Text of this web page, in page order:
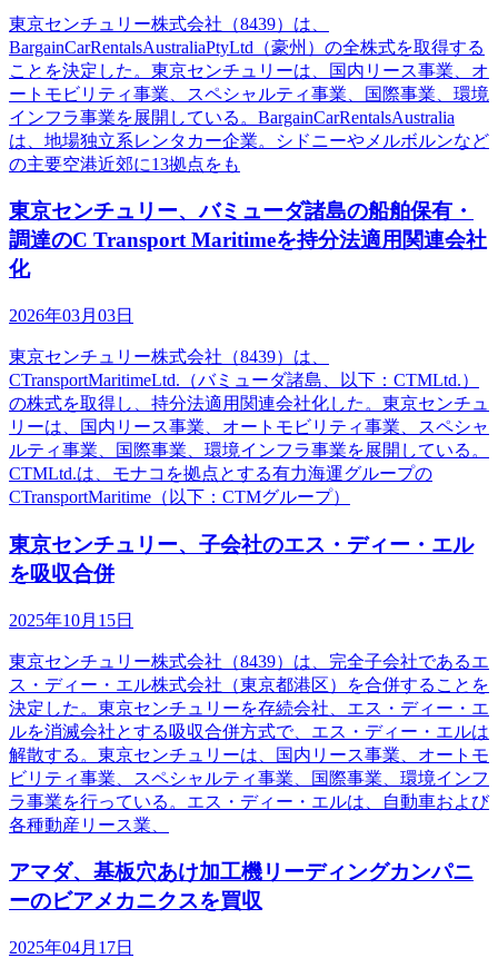
東京センチュリー株式会社（8439）は、
BargainCarRentalsAustraliaPtyLtd（豪州）の全株式を取得する
ことを決定した。東京センチュリーは、国内リース事業、オ
ートモビリティ事業、スペシャルティ事業、国際事業、環境
インフラ事業を展開している。BargainCarRentalsAustralia
は、地場独立系レンタカー企業。シドニーやメルボルンなど
の主要空港近郊に13拠点をも
東京センチュリー、バミューダ諸島の船舶保有・
調達のC Transport Maritimeを持分法適用関連会社
化
2026年03月03日
東京センチュリー株式会社（8439）は、
CTransportMaritimeLtd.（バミューダ諸島、以下：CTMLtd.）
の株式を取得し、持分法適用関連会社化した。東京センチュ
リーは、国内リース事業、オートモビリティ事業、スペシャ
ルティ事業、国際事業、環境インフラ事業を展開している。
CTMLtd.は、モナコを拠点とする有力海運グループの
CTransportMaritime（以下：CTMグループ）
東京センチュリー、子会社のエス・ディー・エル
を吸収合併
2025年10月15日
東京センチュリー株式会社（8439）は、完全子会社であるエ
ス・ディー・エル株式会社（東京都港区）を合併することを
決定した。東京センチュリーを存続会社、エス・ディー・エ
ルを消滅会社とする吸収合併方式で、エス・ディー・エルは
解散する。東京センチュリーは、国内リース事業、オートモ
ビリティ事業、スペシャルティ事業、国際事業、環境インフ
ラ事業を行っている。エス・ディー・エルは、自動車および
各種動産リース業、
アマダ、基板穴あけ加工機リーディングカンパニ
ーのビアメカニクスを買収
2025年04月17日